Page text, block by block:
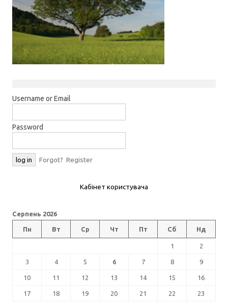
Username or Email
Password
Forgot? Register
Кабінет користувача
Серпень 2026
Пн Вт Ср Чт Пт Сб Нд
1 2
3 4 5 6 7 8 9
10 11 12 13 14 15 16
17 18 19 20 21 22 23